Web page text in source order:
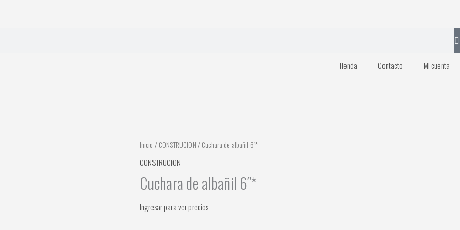
Tienda Contacto Mi cuenta
Inicio / CONSTRUCION / Cuchara de albañil 6″*
CONSTRUCION
Cuchara de albañil 6″*
Ingresar para ver precios